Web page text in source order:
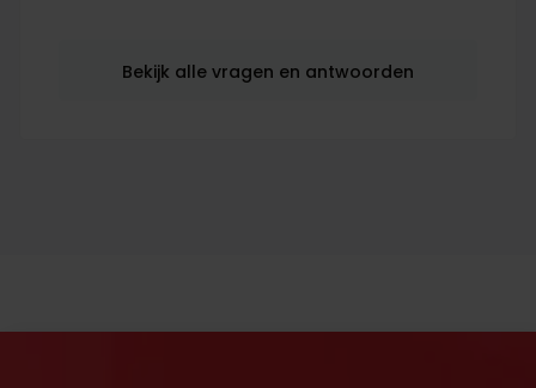
Bekijk alle vragen en antwoorden